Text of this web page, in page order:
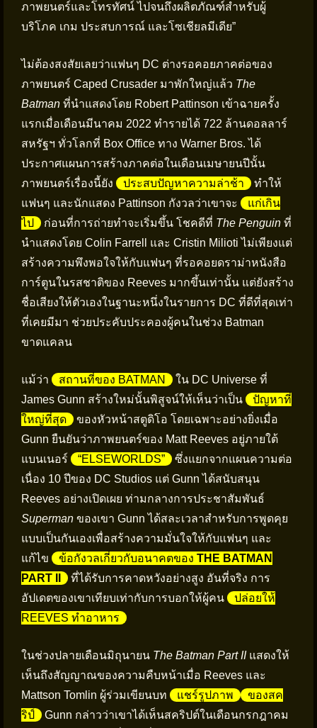
ภาพยนตร์และโทรทัศน์ ไปจนถึงผลิตภัณฑ์สำหรับผู้
บริโภค เกม ประสบการณ์ และโซเชียลมีเดีย”
ไม่ต้องสงสัยเลยว่าแฟนๆ DC ต่างรอคอยภาคต่อของ
ภาพยนตร์ Caped Crusader มาพักใหญ่แล้ว The
Batman ที่นำแสดงโดย Robert Pattinson เข้าฉายครั้ง
แรกเมื่อเดือนมีนาคม 2022 ทำรายได้ 722 ล้านดอลลาร์
สหรัฐฯ ทั่วโลกที่ Box Office ทาง Warner Bros. ได้
ประกาศแผนการสร้างภาคต่อในเดือนเมษายนปีนั้น
ภาพยนตร์เรื่องนี้ยัง
ประสบปัญหาความล่าช้า
ทำให้
แฟนๆ และนักแสดง Pattinson กังวลว่าเขาจะ
แก่เกิน
ไป
ก่อนที่การถ่ายทำจะเริ่มขึ้น โชคดีที่ The Penguin ที่
นำแสดงโดย Colin Farrell และ Cristin Milioti ไม่เพียงแต่
สร้างความพึงพอใจให้กับแฟนๆ ที่รอคอยดราม่าหนังสือ
การ์ตูนในรสชาติของ Reeves มากขึ้นเท่านั้น แต่ยังสร้าง
ชื่อเสียงให้ตัวเองในฐานะหนึ่งในรายการ DC ที่ดีที่สุดเท่า
ที่เคยมีมา ช่วยประคับประคองผู้คนในช่วง Batman
ขาดแคลน
แม้ว่า สถานที่ของ BATMAN
ใน DC Universe ที่
James Gunn สร้างใหม่นั้นพิสูจน์ให้เห็นว่าเป็น
ปัญหาที่
ใหญ่ที่สุด
ของหัวหน้าสตูดิโอ โดยเฉพาะอย่างยิ่งเมื่อ
Gunn ยืนยันว่าภาพยนตร์ของ Matt Reeves อยู่ภายใต้
แบนเนอร์
“ELSEWORLDS”
ซึ่งแยกจากแผนความต่อ
เนื่อง 10 ปีของ DC Studios แต่ Gunn ได้สนับสนุน
Reeves อย่างเปิดเผย ท่ามกลางการประชาสัมพันธ์
Superman ของเขา Gunn ได้สละเวลาสำหรับการพูดคุย
แบบเป็นกันเองเพื่อสร้างความมั่นใจให้กับแฟนๆ และ
แก้ไข
ข้อกังวลเกี่ยวกับอนาคตของ THE BATMAN
PART II
ที่ได้รับการคาดหวังอย่างสูง อันที่จริง การ
อัปเดตของเขาเทียบเท่ากับการบอกให้ผู้คน
ปล่อยให้
REEVES ทำอาหาร
ในช่วงปลายเดือนมิถุนายน The Batman Part IIแสดงให้
เห็นถึงสัญญาณของความคืบหน้าเมื่อ Reeves และ
Mattson Tomlin ผู้ร่วมเขียนบท
แชร์รูปภาพ
ของสค
ริป์
Gunn กล่าวว่าเขาได้เห็นสคริปต์ในเดือนกรกฎาคม